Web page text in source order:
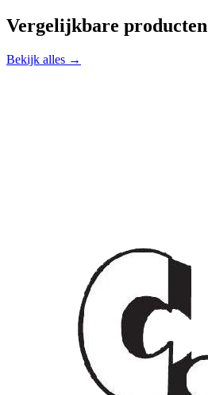
Vergelijkbare producten
Bekijk alles →